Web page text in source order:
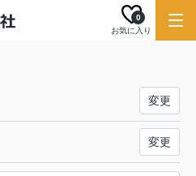
お気に入り
0
変更
変更